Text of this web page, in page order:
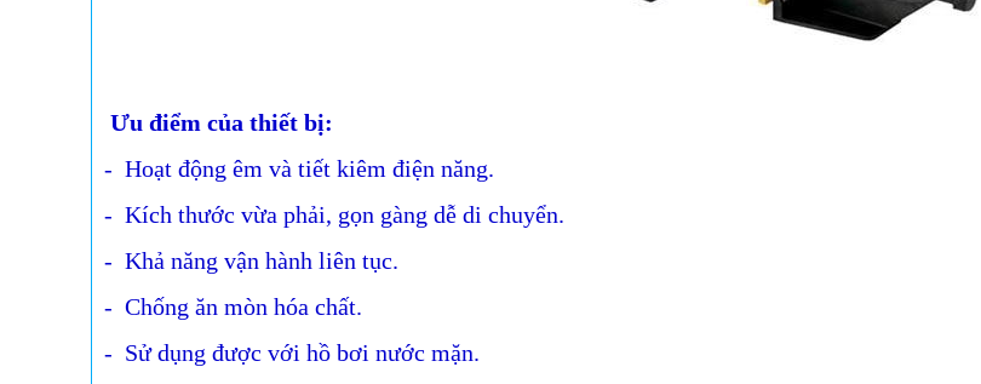
Ưu điểm của thiết bị:
- Hoạt động êm và tiết kiêm điện năng.
- Kích thước vừa phải, gọn gàng dễ di chuyển.
- Khả năng vận hành liên tục.
- Chống ăn mòn hóa chất.
- Sử dụng được với hồ bơi nước mặn.